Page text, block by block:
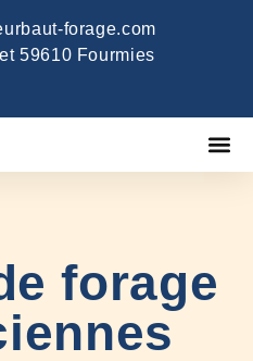
forage.com
59610 Fourmies
forage